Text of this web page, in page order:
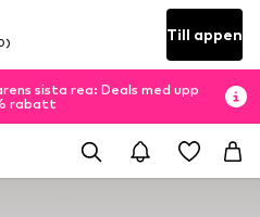
Till appen
sista rea: Deals med upp
rabatt